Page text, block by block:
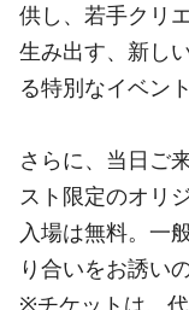
供し、若手クリ
生み出す、新し
る特別なイベン
さらに、当日ご
スト限定のオリ
入場は無料。一
り合いをお誘い
※チケットは、